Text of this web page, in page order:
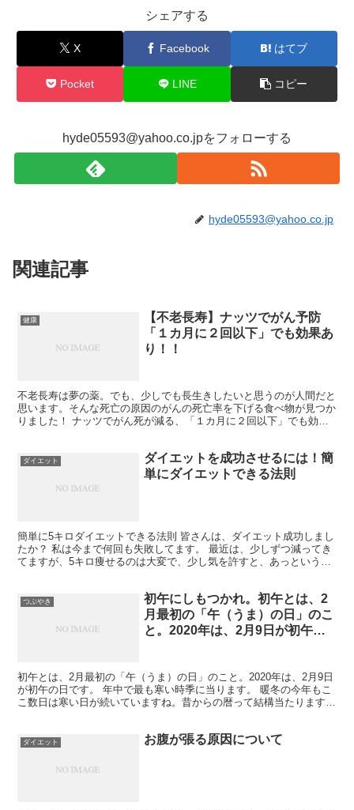
シェアする
X Facebook はてブ
Pocket LINE コピー
hyde05593@yahoo.co.jpをフォローする
hyde05593@yahoo.co.jp
関連記事
健康
【不老長寿】ナッツでがん予防
「１カ月に２回以下」でも効果あ
り！！
不老長寿は夢の薬。でも、少しでも長生きしたいと思うのが人間だと
思います。そんな死亡の原因のがんの死亡率を下げる食べ物が見つか
りました！ ナッツでがん死が減る、「１カ月に２回以下」でも効果
ダイエット
ダイエットを成功させるには！簡
単にダイエットできる法則
簡単に5キロダイエットできる法則 皆さんは、ダイエット成功しまし
たか？ 私は今まで何回も失敗してます。 最近は、少しずつ減ってき
てますが、5キロ痩せるのは大変で、少し気を許すと、あっという間
つぶやき
初午にしもつかれ。初午とは、2
月最初の「午（うま）の日」のこ
と。2020年は、2月9日が初午の
初午とは、2月最初の「午（うま）の日」のこと。2020年は、2月9日
が初午の日です。 年中で最も寒い時季に当ります。 暖冬の今年もこ
こ数日は寒い日が続いていますね。昔からの暦って結構当たります。
ダイエット お腹が張る原因について